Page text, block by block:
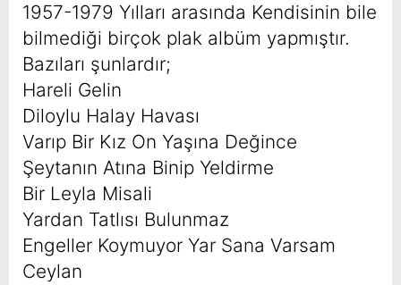
1957-1979 Yılları arasında Kendisinin bile
bilmediği birçok plak albüm yapmıştır.
Bazıları şunlardır;
Hareli Gelin
Diloylu Halay Havası
Varıp Bir Kız On Yaşına Değince
Şeytanın Atına Binip Yeldirme
Bir Leyla Misali
Yardan Tatlısı Bulunmaz
Engeller Koymuyor Yar Sana Varsam
Ceylan